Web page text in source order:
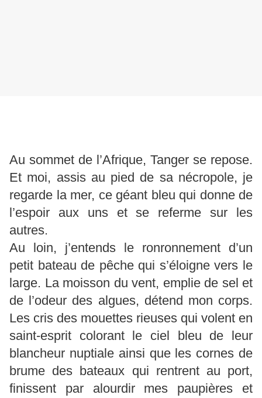
Au sommet de l’Afrique, Tanger se repose.
Et moi, assis au pied de sa nécropole, je
regarde la mer, ce géant bleu qui donne de
l’espoir aux uns et se referme sur les
autres.
Au loin, j’entends le ronronnement d’un
petit bateau de pêche qui s’éloigne vers le
large. La moisson du vent, emplie de sel et
de l’odeur des algues, détend mon corps.
Les cris des mouettes rieuses qui volent en
saint-esprit colorant le ciel bleu de leur
blancheur nuptiale ainsi que les cornes de
brume des bateaux qui rentrent au port,
finissent par alourdir mes paupières et